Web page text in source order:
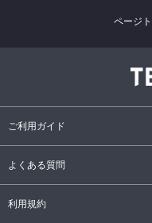
ご利用ガイド
よくある質問
利用規約
ページ